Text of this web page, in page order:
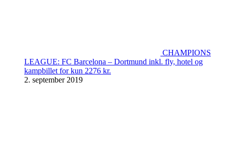
CHAMPIONS
LEAGUE: FC Barcelona – Dortmund inkl. fly, hotel og
kampbillet for kun 2276 kr.
2. september 2019